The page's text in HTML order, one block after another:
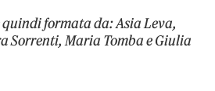
quindi formata da: Asia Leva,
Sorrenti, Maria Tomba e Giulia